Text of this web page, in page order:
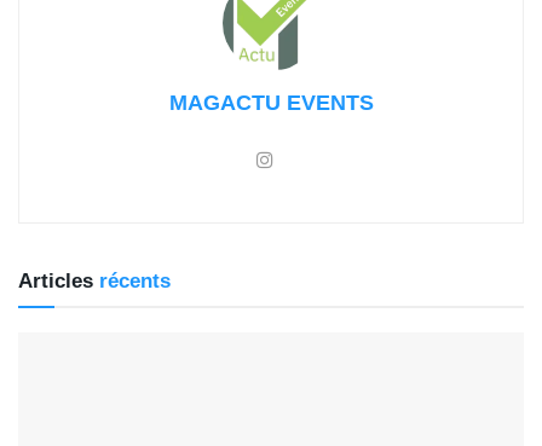
MAGACTU EVENTS
Articles récents